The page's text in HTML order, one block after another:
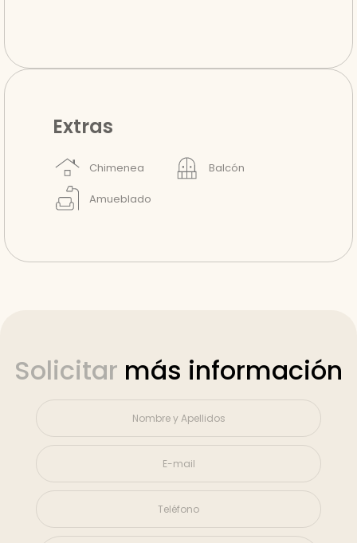
Extras
Chimenea Balcón
Amueblado
Solicitar más información